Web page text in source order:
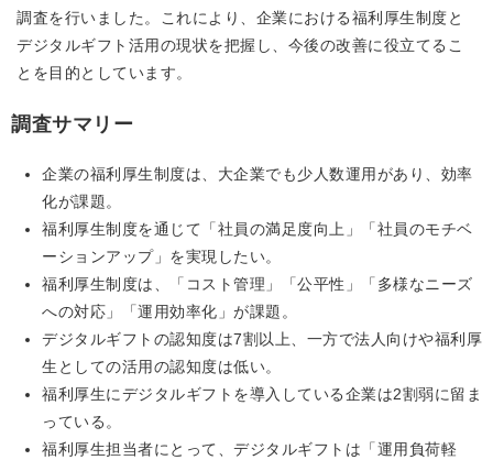
調査を行いました。これにより、企業における福利厚生制度と
デジタルギフト活用の現状を把握し、今後の改善に役立てるこ
とを目的としています。
調査サマリー
企業の福利厚生制度は、大企業でも少人数運用があり、効率
化が課題。
福利厚生制度を通じて「社員の満足度向上」「社員のモチベ
ーションアップ」を実現したい。
福利厚生制度は、「コスト管理」「公平性」「多様なニーズ
への対応」「運用効率化」が課題。
デジタルギフトの認知度は7割以上、一方で法人向けや福利厚
生としての活用の認知度は低い。
福利厚生にデジタルギフトを導入している企業は2割弱に留ま
っている。
福利厚生担当者にとって、デジタルギフトは「運用負荷軽